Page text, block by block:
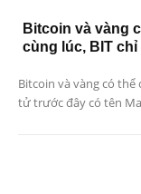
Bitcoin và vàng
cùng lúc, BIT
Bitcoin và vàng có
tử trước đây có tên